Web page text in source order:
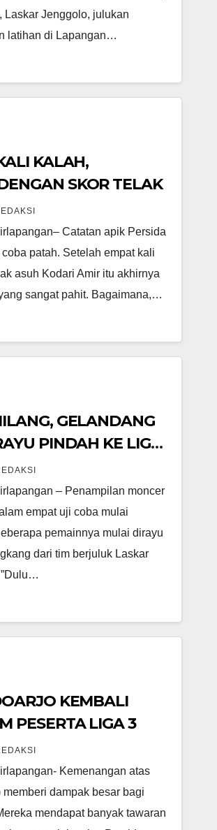
Laskar Jenggolo, julukan
latihan di Lapangan…
KALAH,
SKOR TELAK
Catatan apik Persida
patah. Setelah empat kali
asuh Kodari Amir itu akhirnya
sangat pahit. Bagaimana,…
GELANDANG
PINDAH KE LIGA
– Penampilan moncer
empat uji coba mulai
pemainnya mulai dirayu
dari tim berjuluk Laskar
PESERTA LIGA 3
Kemenangan atas
dampak besar bagi
mendapat banyak tawaran